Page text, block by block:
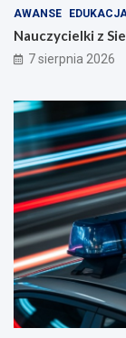
AWANSE
Nauczycielki z
7 sierpnia 2026